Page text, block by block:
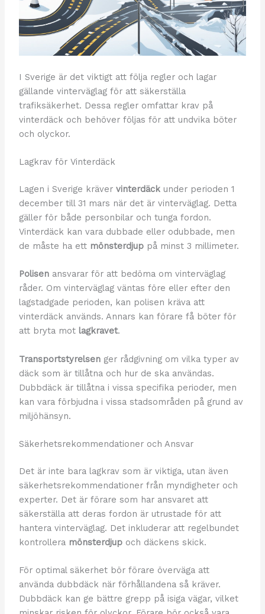
I Sverige är det viktigt att följa regler och lagar
gällande vinterväglag för att säkerställa
trafiksäkerhet. Dessa regler omfattar krav på
vinterdäck och behöver följas för att undvika böter
och olyckor.
Lagkrav för Vinterdäck
Lagen i Sverige kräver vinterdäckunder perioden 1
december till 31 mars när det är vinterväglag. Detta
gäller för både personbilar och tunga fordon.
Vinterdäck kan vara dubbade eller odubbade, men
de måste ha ett mönsterdjuppå minst 3 millimeter.
Polisenansvarar för att bedöma om vinterväglag
råder. Om vinterväglag väntas före eller efter den
lagstadgade perioden, kan polisen kräva att
vinterdäck används. Annars kan förare få böter för
att bryta mot lagkravet.
Transportstyrelsenger rådgivning om vilka typer av
däck som är tillåtna och hur de ska användas.
Dubbdäck är tillåtna i vissa specifika perioder, men
kan vara förbjudna i vissa stadsområden på grund av
miljöhänsyn.
Säkerhetsrekommendationer och Ansvar
Det är inte bara lagkrav som är viktiga, utan även
säkerhetsrekommendationer från myndigheter och
experter. Det är förare som har ansvaret att
säkerställa att deras fordon är utrustade för att
hantera vinterväglag. Det inkluderar att regelbundet
kontrollera mönsterdjupoch däckens skick.
För optimal säkerhet bör förare överväga att
använda dubbdäck när förhållandena så kräver.
Dubbdäck kan ge bättre grepp på isiga vägar, vilket